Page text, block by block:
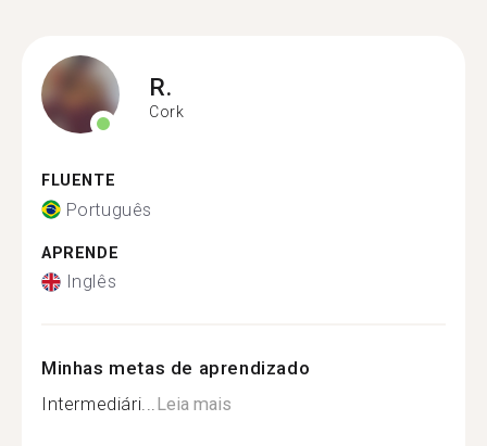
R.
Cork
FLUENTE
Português
APRENDE
Inglês
Minhas metas de aprendizado
Intermediári...Leia mais